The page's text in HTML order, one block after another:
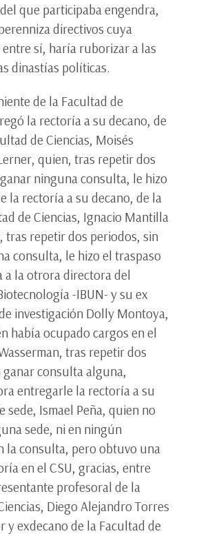
que participaba engendra,
directivos cuya
sí, haría ruborizar a las
dinastías políticas.
de la Facultad de
la rectoría a su decano, de
de Ciencias, Moisés
quien, tras repetir dos
ninguna consulta, le hizo
la rectoría a su decano, de la
de Ciencias, Ignacio Mantilla
tras repetir dos periodos, sin
consulta, le hizo el traspaso
a la otrora directora del
-IBUN- y su ex
investigación Dolly Montoya,
había ocupado cargos en el
tras repetir dos
consulta alguna,
entregarle la rectoría a su
sede, Ismael Peña, quien no
sede, ni en ningún
la consulta, pero obtuvo una
en el CSU, gracias, entre
profesoral de la
Diego Alejandro Torres
y exdecano de la Facultad de